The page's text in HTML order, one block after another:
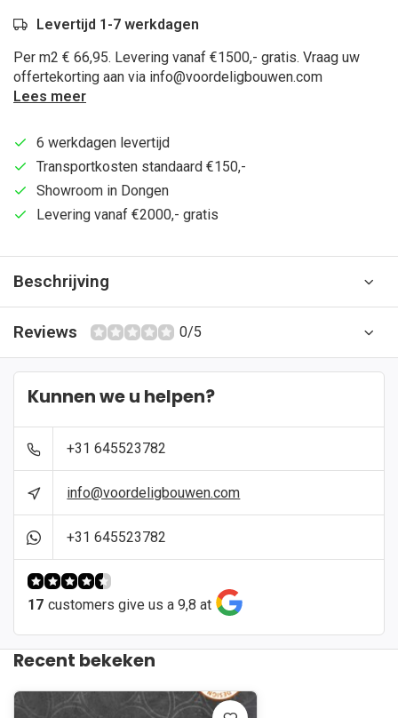
Levertijd 1-7 werkdagen
Per m2 € 66,95. Levering vanaf €1500,- gratis. Vraag uw
offertekorting aan via info@voordeligbouwen.com
Lees meer
6 werkdagen levertijd
Transportkosten standaard €150,-
Showroom in Dongen
Levering vanaf €2000,- gratis
Beschrijving
Reviews 0/5
Kunnen we u helpen?
+31 645523782
info@voordeligbouwen.com
+31 645523782
17 customers give us a 9,8 at
Recent bekeken